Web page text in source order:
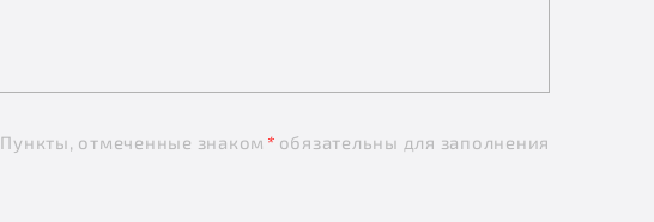
Пункты, отмеченные знаком *обязательны для заполнения